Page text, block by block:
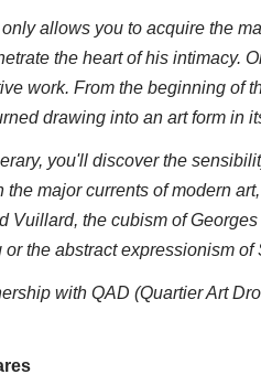
allows you to acquire the
the heart of his intimacy.
work. From the beginning of
drawing into an art form in
you'll discover the
major currents of modern
Vuillard, the cubism of
the abstract expressionism of
with QAD (Quartier Art